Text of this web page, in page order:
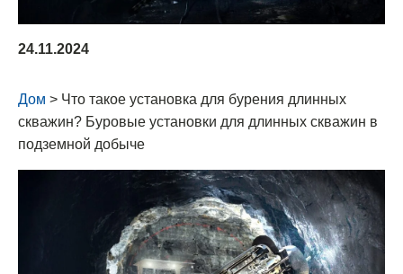
24.11.2024
Дом > Что такое установка для бурения длинных
скважин? Буровые установки для длинных скважин в
подземной добыче